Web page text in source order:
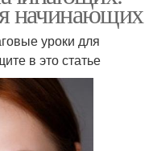
начинающих
уроки для
в это статье